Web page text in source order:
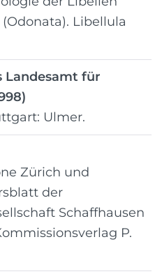
Libellula
Landesamt für
Ulmer.
Zürich und
der
Schaffhausen
P.